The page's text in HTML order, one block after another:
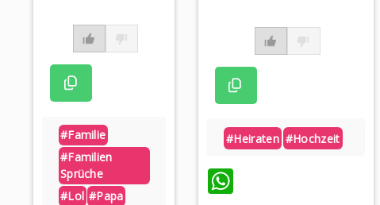
#familie
#familien
Sprüche
#lol #papa
#heiraten #hochzeit